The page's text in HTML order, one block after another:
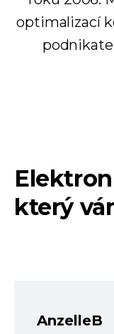
optimalizací
který
AnzelleB